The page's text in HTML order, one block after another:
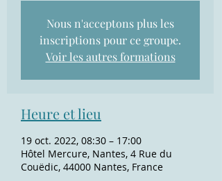
Nous n'acceptons plus les
inscriptions pour ce groupe.
Voir les autres formations
Heure et lieu
19 oct. 2022, 08:30 – 17:00
Hôtel Mercure, Nantes, 4 Rue du
Couëdic, 44000 Nantes, France